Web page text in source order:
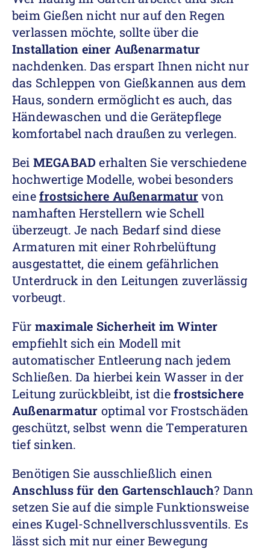
beim Gießen nicht nur auf den Regen
verlassen möchte, sollte über die
Installation einer Außenarmatur
nachdenken. Das erspart Ihnen nicht nur
das Schleppen von Gießkannen aus dem
Haus, sondern ermöglicht es auch, das
Händewaschen und die Gerätepflege
komfortabel nach draußen zu verlegen.
Bei MEGABADerhalten Sie verschiedene
hochwertige Modelle, wobei besonders
einefrostsichere Außenarmaturvon
namhaften Herstellern wie Schell
überzeugt. Je nach Bedarf sind diese
Armaturen mit einer Rohrbelüftung
ausgestattet, die einem gefährlichen
Unterdruck in den Leitungen zuverlässig
vorbeugt.
Für maximale Sicherheit im Winter
empfiehlt sich ein Modell mit
automatischer Entleerung nach jedem
Schließen. Da hierbei kein Wasser in der
Leitung zurückbleibt, ist diefrostsichere
Außenarmatur optimal vor Frostschäden
geschützt, selbst wenn die Temperaturen
tief sinken.
Benötigen Sie ausschließlich einen
Anschluss für den Gartenschlauch? Dann
setzen Sie auf die simple Funktionsweise
eines Kugel-Schnellverschlussventils. Es
lässt sich mit nur einer Bewegung